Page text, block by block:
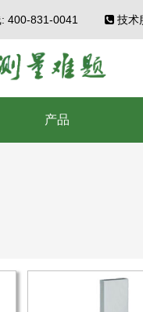
400-831-0041 技术
产品